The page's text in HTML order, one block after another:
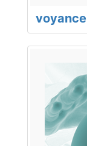
voyance